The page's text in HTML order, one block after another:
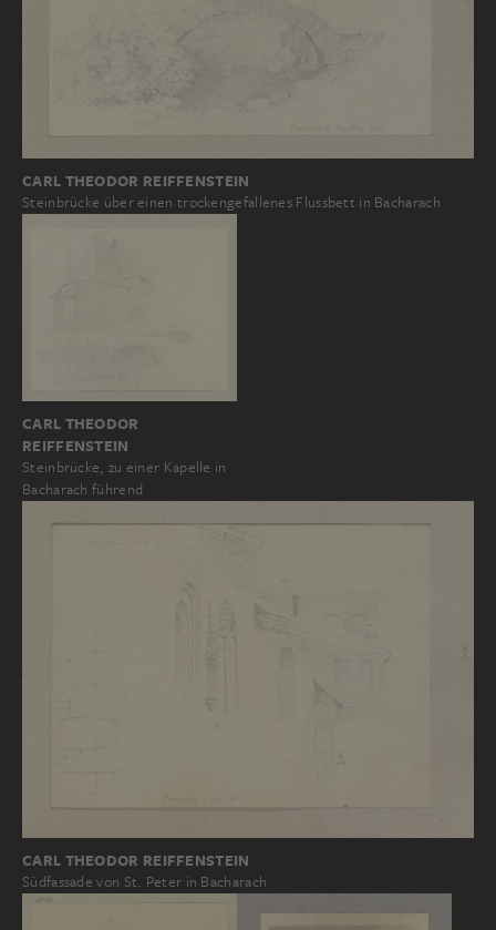
CARL THEODOR REIFFENSTEIN
Steinbrücke über einen trockengefallenes Flussbett in Bacharach
CARL THEODOR
REIFFENSTEIN
Steinbrücke, zu einer Kapelle in
Bacharach führend
CARL THEODOR REIFFENSTEIN
Südfassade von St. Peter in Bacharach